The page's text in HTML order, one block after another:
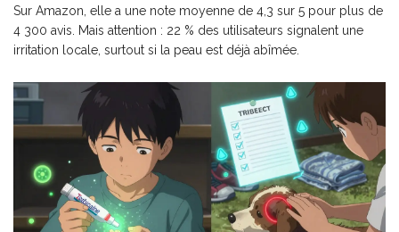
Sur Amazon, elle a une note moyenne de 4,3 sur 5 pour plus de
4 300 avis. Mais attention : 22 % des utilisateurs signalent une
irritation locale, surtout si la peau est déjà abîmée.